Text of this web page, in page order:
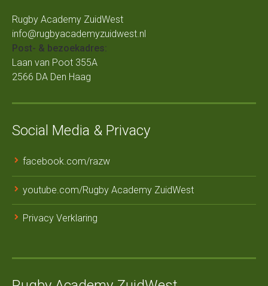
Rugby Academy ZuidWest
info@rugbyacademyzuidwest.nl
Post- & bezoekadres:
Laan van Poot 355A
2566 DA Den Haag
Social Media & Privacy
facebook.com/razw
youtube.com/Rugby Academy ZuidWest
Privacy Verklaring